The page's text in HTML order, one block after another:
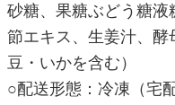
砂糖、果糖ぶどう糖
節エキス、生姜汁、
豆・いかを含む）
○配送形態：冷凍（宅